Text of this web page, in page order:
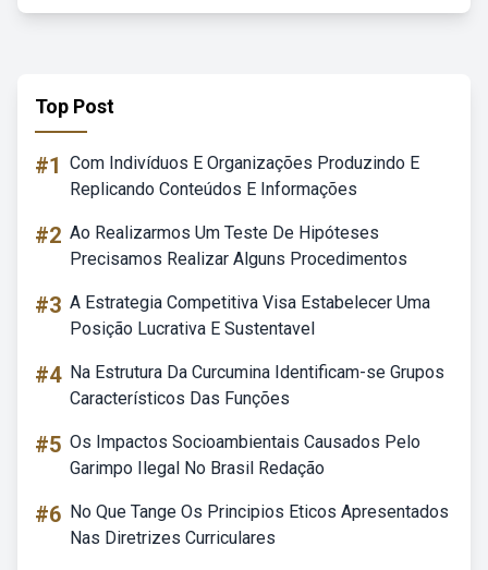
Top Post
#1 Com Indivíduos E Organizações Produzindo E
Replicando Conteúdos E Informações
#2 Ao Realizarmos Um Teste De Hipóteses
Precisamos Realizar Alguns Procedimentos
#3 A Estrategia Competitiva Visa Estabelecer Uma
Posição Lucrativa E Sustentavel
#4 Na Estrutura Da Curcumina Identificam-se Grupos
Característicos Das Funções
#5 Os Impactos Socioambientais Causados Pelo
Garimpo Ilegal No Brasil Redação
#6 No Que Tange Os Principios Eticos Apresentados
Nas Diretrizes Curriculares